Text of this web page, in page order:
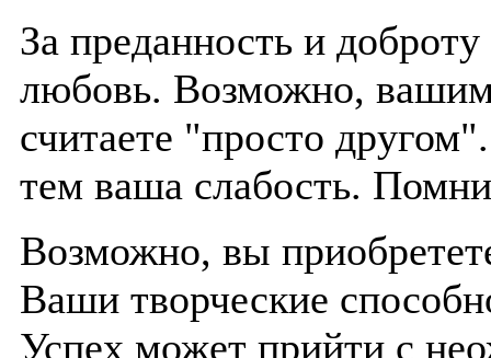
За преданность и
любовь. Возможно,
считаете "просто
тем ваша слабость.
Возможно, вы
Ваши творческие
Успех может прийти с